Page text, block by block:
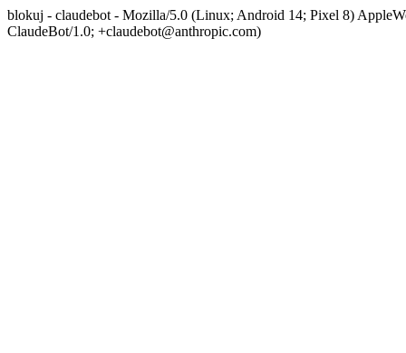
blokuj - claudebot - Mozilla/5.0 (Linux; Android 14; Pixel 8)
ClaudeBot/1.0; +claudebot@anthropic.com)